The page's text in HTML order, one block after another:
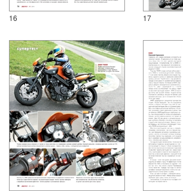
16 17